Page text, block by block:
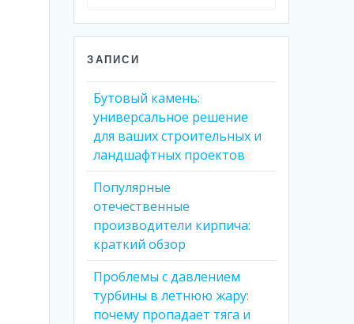
ЗАПИСИ
Бутовый камень:
универсальное решение
для ваших строительных и
ландшафтных проектов
Популярные
отечественные
производители кирпича:
краткий обзор
Проблемы с давлением
турбины в летнюю жару:
почему пропадает тяга и